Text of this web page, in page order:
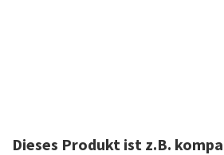
Dieses Produkt ist z.B.